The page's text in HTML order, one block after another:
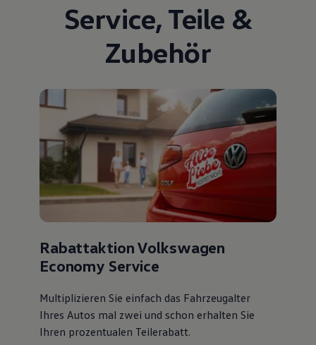
Service, Teile &
Zubehör
Rabattaktion Volkswagen
Economy Service
Multiplizieren Sie einfach das Fahrzeugalter
Ihres Autos mal zwei und schon erhalten Sie
Ihren prozentualen Teilerabatt.